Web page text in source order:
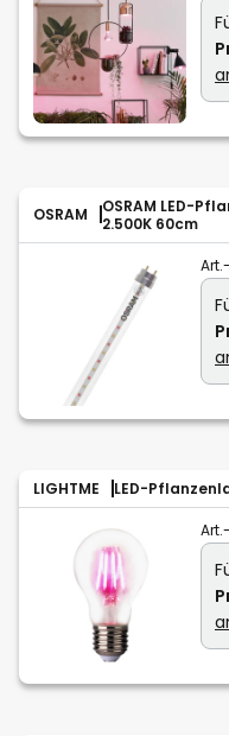
OSRAM
OSRAM LED-
2.500K 60cm
LIGHTME LED-